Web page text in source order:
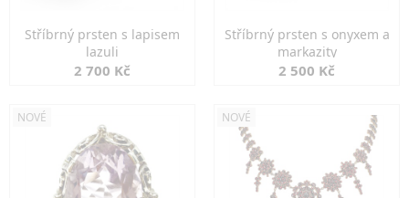
Stříbrný prsten s lapisem
lazuli
2 700 Kč
Stříbrný prsten s onyxem a
markazity
2 500 Kč
NOVÉ NOVÉ